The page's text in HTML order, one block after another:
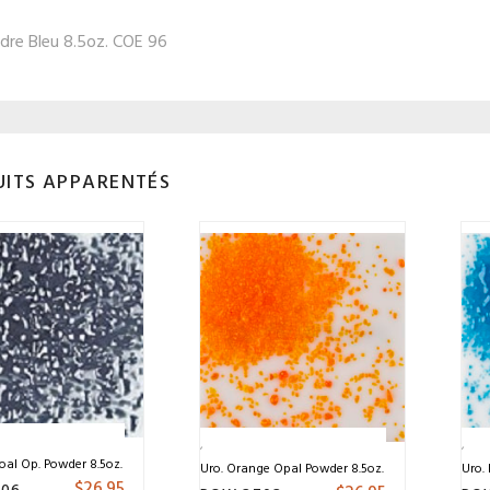
Bleu 8.5oz. COE 96
APPARENTÉS
Op. Powder 8.5oz. COE 96 Uro. Orange Opal Powder 8.5oz. COE 96 Uro.